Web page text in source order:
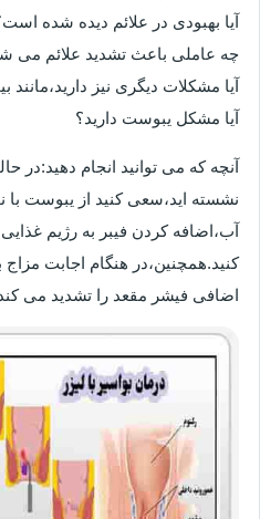
آیا بهبودی در علائم دیده شده
چه عاملی باعث تشدید علائم می
آیا مشکلات دیگری نیز دارید،مانند
آیا مشکل یبوست دارید؟
آنچه که می توانید انجام دهید:در
نشسته اید،سعی کنید از یبوست با
آب،اضافه کردن فیبر به رژیم
کنید.همچنین،در هنگام اجابت مزاج
اضافی فیشر مقعد را تشدید می